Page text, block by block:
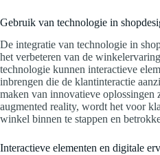
Gebruik van technologie in
De integratie van technologie in
het verbeteren van de
technologie kunnen interactieve
inbrengen die de klantinteractie
maken van innovatieve oplossingen
augmented reality, wordt het voor
winkel binnen te stappen en
Interactieve elementen en digitale